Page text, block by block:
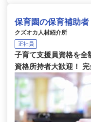
保育園の保育補助者
クズオカ人材紹介所
正社員
子育て支援員資格を全
資格所持者大歓迎！ 完